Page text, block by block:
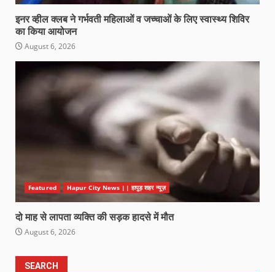
इनर व्हील क्लब ने गर्भवती महिलाओं व जच्चाओं के लिए स्वास्थ्य शिविर
का किया आयोजन
August 6, 2026
Featured Hapur City News || हापुड़ शहर न्यूज़
दो माह से लापता व्यक्ति की सड़क हादसे में मौत
August 6, 2026
SEARCH